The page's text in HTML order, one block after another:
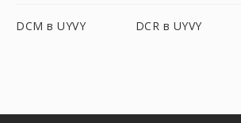
DCM в UYVY DCR в UYVY